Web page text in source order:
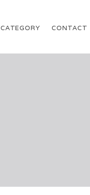
CATEGORY CONTACT